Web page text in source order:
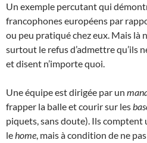
Un exemple percutant qui
francophones européens par
ou peu pratiqué chez eux. Mais là
surtout le refus d’admettre qu’ils
et disent n’importe quoi.
Une équipe est dirigée par un
frapper la balle et courir sur les
piquets, sans doute). Ils comptent
lehome, mais à condition de ne